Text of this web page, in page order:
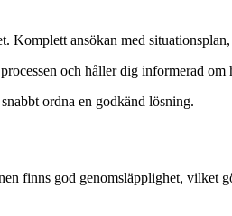
Komplett ansökan med
och håller dig informerad om
ordna en godkänd lösning.
finns god genomsläpplighet, vilket